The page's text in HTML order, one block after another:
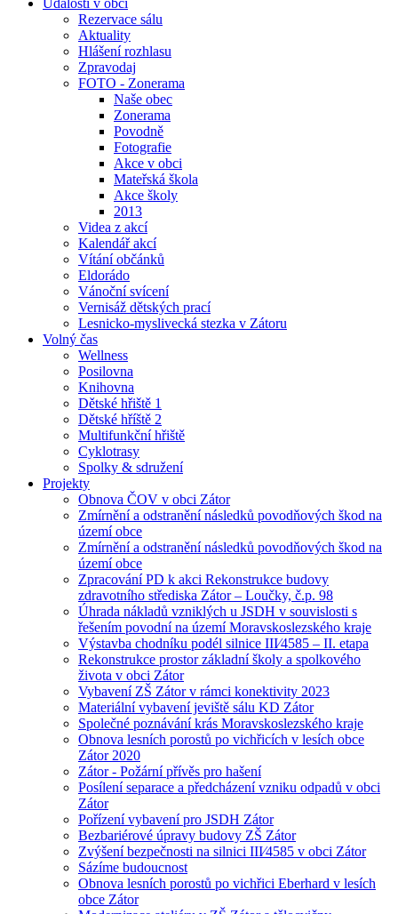
Události v obci
Rezervace sálu
Aktuality
Hlášení rozhlasu
Zpravodaj
FOTO - Zonerama
Naše obec
Zonerama
Povodně
Fotografie
Akce v obci
Mateřská škola
Akce školy
2013
Videa z akcí
Kalendář akcí
Vítání občánků
Eldorádo
Vánoční svícení
Vernisáž dětských prací
Lesnicko-myslivecká stezka v Zátoru
Volný čas
Wellness
Posilovna
Knihovna
Dětské hřiště 1
Dětské hříště 2
Multifunkční hřiště
Cyklotrasy
Spolky & sdružení
Projekty
Obnova ČOV v obci Zátor
Zmírnění a odstranění následků povodňových škod na
území obce
Zmírnění a odstranění následků povodňových škod na
území obce
Zpracování PD k akci Rekonstrukce budovy
zdravotního střediska Zátor – Loučky, č.p. 98
Úhrada nákladů vzniklých u JSDH v souvislosti s
řešením povodní na území Moravskoslezského kraje
Výstavba chodníku podél silnice III⁄4585 – II. etapa
Rekonstrukce prostor základní školy a spolkového
života v obci Zátor
Vybavení ZŠ Zátor v rámci konektivity 2023
Materiální vybavení jeviště sálu KD Zátor
Společné poznávání krás Moravskoslezského kraje
Obnova lesních porostů po vichřicích v lesích obce
Zátor 2020
Zátor - Požární přívěs pro hašení
Posílení separace a předcházení vzniku odpadů v obci
Zátor
Pořízení vybavení pro JSDH Zátor
Bezbariérové úpravy budovy ZŠ Zátor
Zvýšení bezpečnosti na silnici III⁄4585 v obci Zátor
Sázíme budoucnost
Obnova lesních porostů po vichřici Eberhard v lesích
obce Zátor